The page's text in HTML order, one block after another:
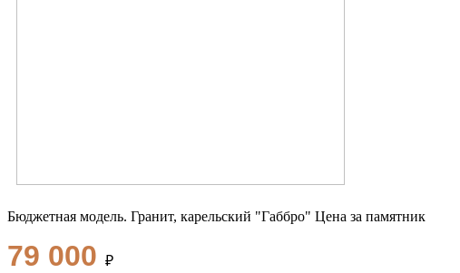
Бюджетная модель. Гранит, карельский "Габбро" Цена за памятник
79 000 ₽